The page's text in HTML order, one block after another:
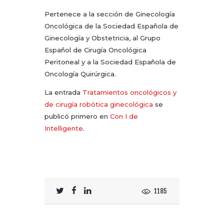
Pertenece a la sección de Ginecología
Oncológica de la Sociedad Española de
Ginecología y Obstetricia, al Grupo
Español de Cirugía Oncológica
Peritoneal y a la Sociedad Española de
Oncología Quirúrgica.
La entrada Tratamientos oncológicos y
de cirugía robótica ginecológica se
publicó primero en Con I de
Intelligente.
1185